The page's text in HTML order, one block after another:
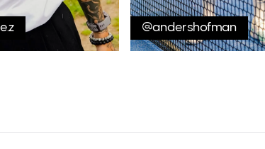
@andershofman